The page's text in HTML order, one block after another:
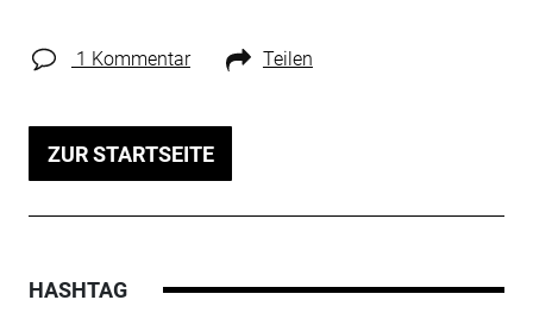
1 Kommentar Teilen
ZUR STARTSEITE
HASHTAG